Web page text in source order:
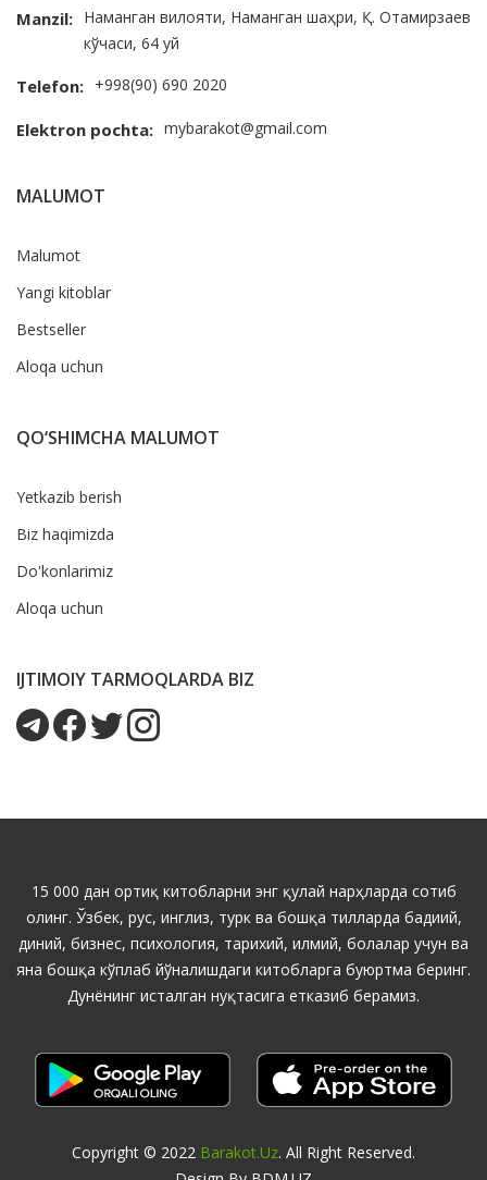
Manzil: Наманган вилояти, Наманган шаҳри, Қ. Отамирзаев
кўчаси, 64 уй
Telefon: +998(90) 690 2020
Elektron pochta: mybarakot@gmail.com
MALUMOT
Malumot
Yangi kitoblar
Bestseller
Aloqa uchun
QO‘SHIMCHA MALUMOT
Yetkazib berish
Biz haqimizda
Do'konlarimiz
Aloqa uchun
IJTIMOIY TARMOQLARDA BIZ
15 000 дан ортиқ китобларни энг қулай нарҳларда сотиб
олинг. Ўзбек, рус, инглиз, турк ва бошқа тилларда бадиий,
диний, бизнес, психология, тарихий, илмий, болалар учун ва
яна бошқа кўплаб йўналишдаги китобларга буюртма беринг.
Дунёнинг исталган нуқтасига етказиб берамиз.
Copyright © 2022 Barakot.uz. All Right Reserved.